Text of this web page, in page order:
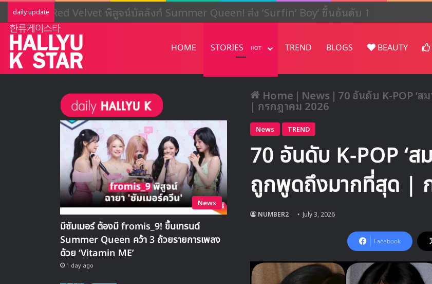
daily update LIGHTSUM เตรียมเดบิวต์ใหม่ เดินหน้าโปรเจคต์ในญี่ปุ่น
HOME STORIES HOT TREND BLOGS BEAUTY
Home | News | 70 อันดับ K-POP ‘
| กรกฎาคม 2026
News TREND
70 อันดับ K-POP ‘ส
ถูกพูดถึงมากที่สุด |
NUMBER2 July 3, 2026
Facebook
News
มีซัมเมอร์ ต้องมี fromis_9! ขึ้นเทรนด์
Summer Queen คว้า 3 ถ้วยรายการเพลง
ด้วย ‘Vitamin ME’
1 day ago